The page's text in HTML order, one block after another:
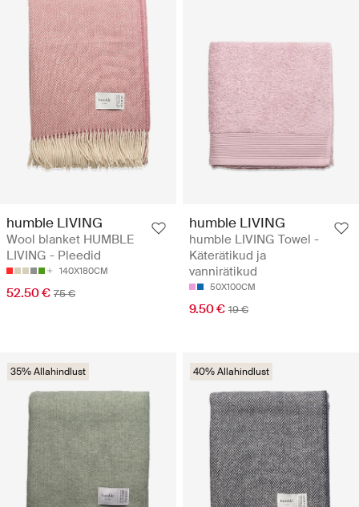
humble LIVING
Wool blanket HUMBLE
LIVING - Pleedid
140X180CM
52.50 € 75 €
humble LIVING
humble LIVING Towel -
Käterätikud ja
vannirätikud
50X100CM
9.50 € 19 €
35% Allahindlust 40% Allahindlust